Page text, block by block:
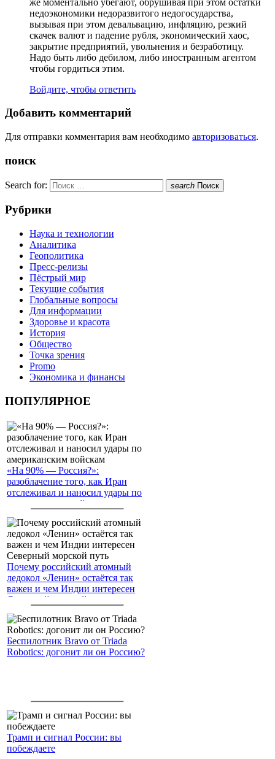
недоэкономики недоразвитого недогосударства,
вызывая при этом девальвацию, инфляцию, резкий
скачек валют и падение рубля, экономический хаос,
закрытие предприятий, увольнения и безработицу.
Надо быть либо дебилом, либо иностранным агентом
чтобы гордиться этим.
Войдите, чтобы ответить
Добавить комментарий
Для отправки комментария вам необходимо авторизоваться.
поиск
Search for: search Поиск
Рубрики
Наука и технологии
Аналитика
Геополитика
Пресс-релизы
Пёстрый мир
Текущие события
Глобальные вопросы
Для информации
Здоровье и красота
История
Общество
Точка зрения
Promo
Экономика и финансы
ПОПУЛЯРНОЕ
«На 90% — Россия?»:
разоблачение того, как Иран
отслеживал и наносил удары по
американским войскам
Почему российский атомный
ледокол «Ленин» остаётся так
важен и чем Индии интересен
Северный морской путь
Беспилотник Bravo от Triada
Robotics: догонит ли он Россию?
Трамп и сигнал России: вы
побеждаете